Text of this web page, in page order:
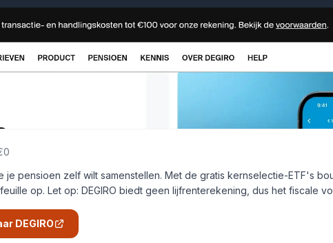
pensioen zelf wilt samenstellen. Met de gratis kernselectie-ETF's
op. Let op: DEGIRO biedt geen lijfrenterekening, dus het fiscale
DEGIRO